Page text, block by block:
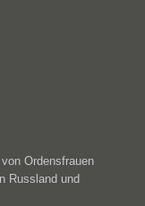
Ordensfrauen
Russland und